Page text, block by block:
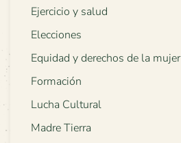
Ejercicio y salud
Elecciones
Equidad y derechos de la mujer
Formación
Lucha Cultural
Madre Tierra